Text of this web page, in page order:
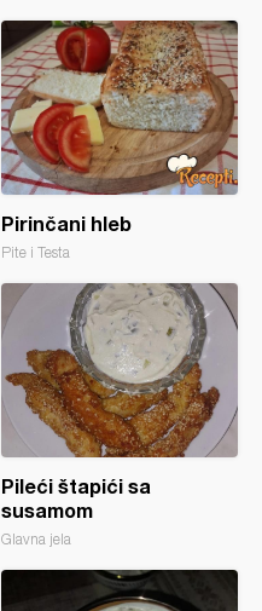
Pirinčani hleb
Pite i Testa
Pileći štapići sa
susamom
Glavna jela